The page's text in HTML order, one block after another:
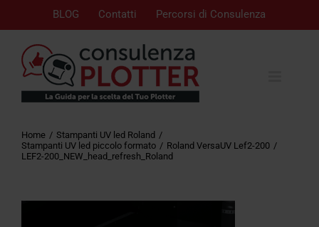
BLOG Contatti Percorsi di Consulenza
Home
Stampanti UV led Roland
Stampanti UV led piccolo formato
Roland VersaUV Lef2-200
LEF2-200_NEW_head_refresh_Roland